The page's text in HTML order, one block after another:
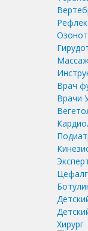
Врач
Врачи
Хирург